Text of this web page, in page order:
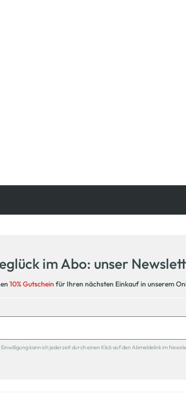
im Abo: unser
10% Gutschein für Ihren nächsten Einkauf in unserem
kann ich jederzeit durch einen Klick auf den Abmeldelink im